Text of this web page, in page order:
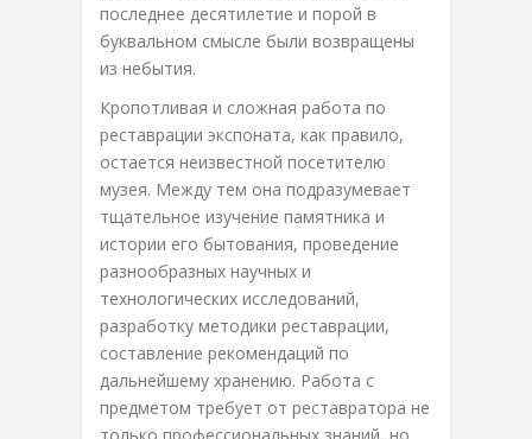
последнее десятилетие и порой в
буквальном смысле были возвращены
из небытия.
Кропотливая и сложная работа по
реставрации экспоната, как правило,
остается неизвестной посетителю
музея. Между тем она подразумевает
тщательное изучение памятника и
истории его бытования, проведение
разнообразных научных и
технологических исследований,
разработку методики реставрации,
составление рекомендаций по
дальнейшему хранению. Работа с
предметом требует от реставратора не
только профессиональных знаний, но